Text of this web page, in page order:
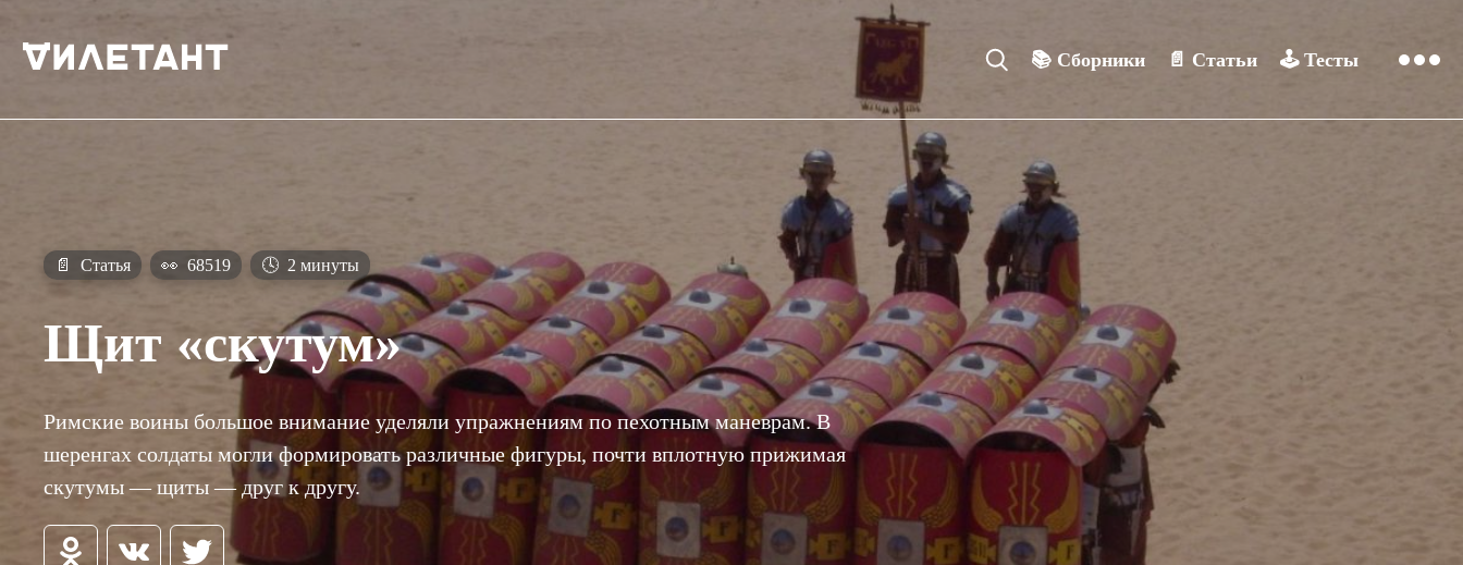
📚 Сборники 📄 Статьи 🕹️ Тесты
📄 Статья 👀 68519 🕓 2 минуты
Щит «скутум»
Римские воины большое внимание уделяли упражнениям по пехотным маневрам. В
шеренгах солдаты могли формировать различные фигуры, почти вплотную прижимая
скутумы — щиты — друг к другу.